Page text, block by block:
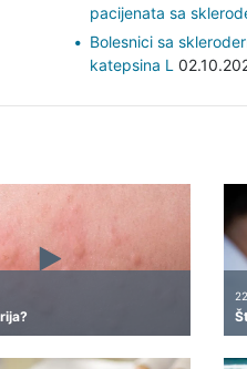
pacijenata sa
Bolesnici sa
katepsina L